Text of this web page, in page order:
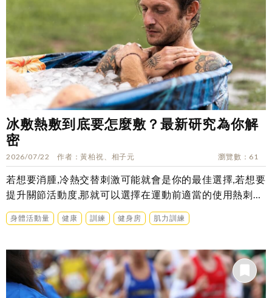
冰敷熱敷到底要怎麼敷？最新研究為你解
密
2026/07/22 作者 黃柏祝、相子元 瀏覽數 61
若想要消腫,冷熱交替刺激可能就會是你的最佳選擇,若想要
提升關節活動度,那就可以選擇在運動前適當的使用熱刺
激……
身體活動量 健康 訓練 健身房 肌力訓練